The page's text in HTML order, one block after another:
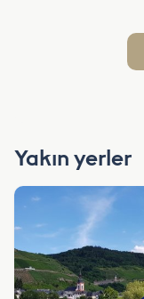
Yakın yerler